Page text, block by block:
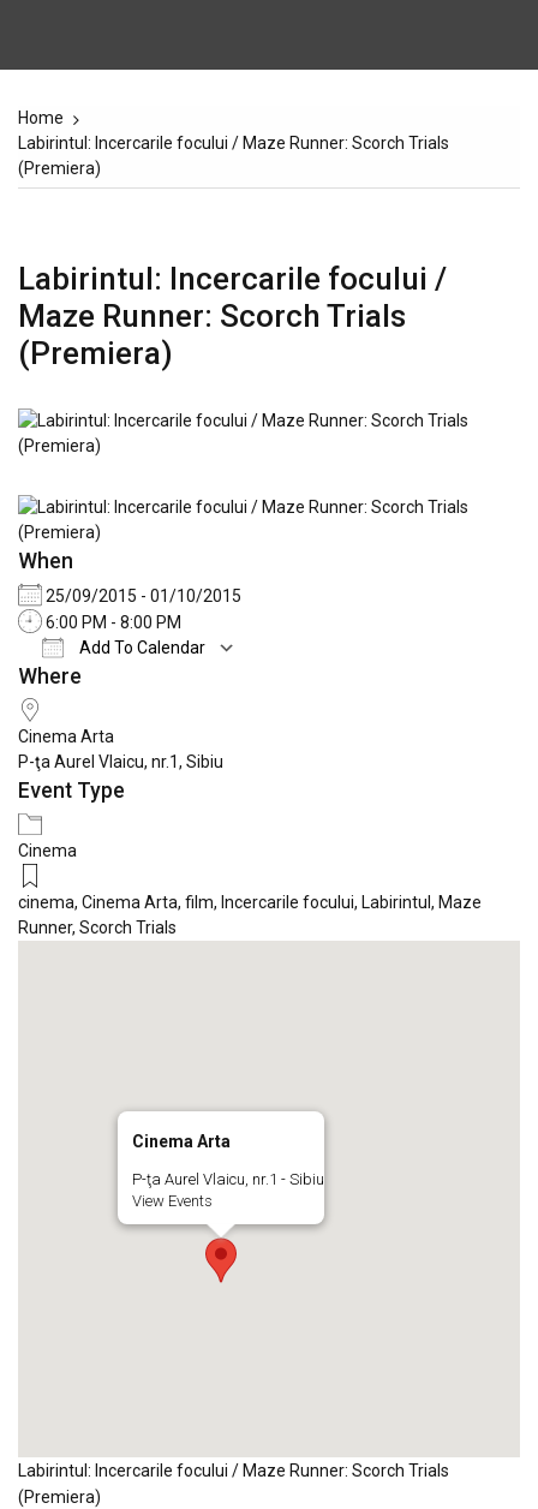
Home
Labirintul: Incercarile focului / Maze Runner: Scorch Trials
(Premiera)
Labirintul: Incercarile focului /
Maze Runner: Scorch Trials
(Premiera)
When
25/09/2015 - 01/10/2015
6:00 PM - 8:00 PM
Add To Calendar
Download ICS
Where
Cinema Arta
P-ţa Aurel Vlaicu, nr.1, Sibiu
Event Type
Cinema
cinema, Cinema Arta, film, Incercarile focului, Labirintul , Maze
Runner, Scorch Trials
Cinema Arta
P-ţa Aurel Vlaicu, nr.1 - Sibiu
View Events
Labirintul: Incercarile focului / Maze Runner: Scorch Trials
(Premiera)